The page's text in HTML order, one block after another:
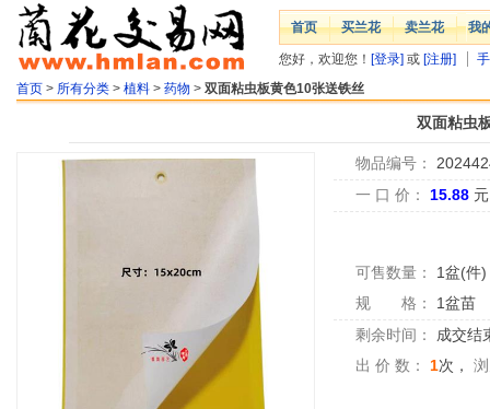
首页 买兰花 卖兰花 我
您好，欢迎您！ [登录] 或 [注册]
首页 > 所有分类 > 植料 > 药物 > 双面粘虫板黄色10张送铁丝
双面粘虫
物品编号：
一 口 价：
15.88 元
可售数量： 1盆(件)
规 格：
1盆苗
剩余时间：
成交结
出 价 数：
1次，